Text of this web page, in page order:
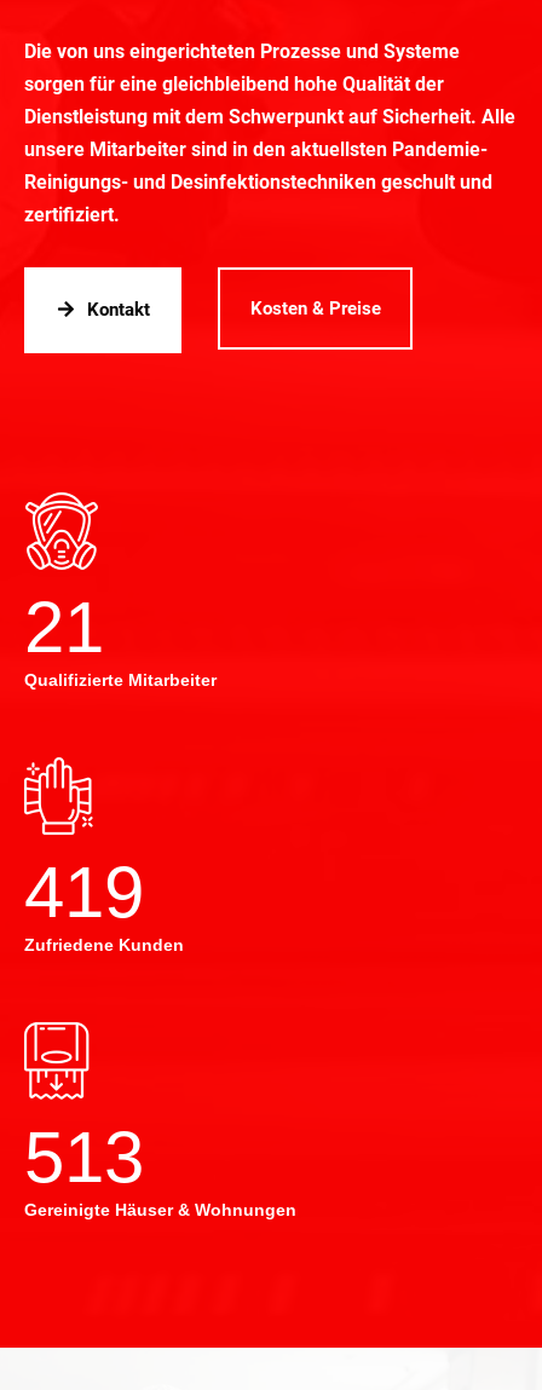
Die von uns eingerichteten Prozesse und Systeme
sorgen für eine gleichbleibend hohe Qualität der
Dienstleistung mit dem Schwerpunkt auf Sicherheit. Alle
unsere Mitarbeiter sind in den aktuellsten Pandemie-
Reinigungs- und Desinfektionstechniken geschult und
zertifiziert.
Kontakt Kosten & Preise
22
Qualifizierte Mitarbeiter
420
Zufriedene Kunden
514
Gereinigte Häuser & Wohnungen